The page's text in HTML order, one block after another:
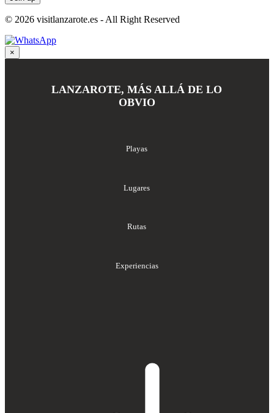
© 2026 visitlanzarote.es - All Right Reserved
×
LANZAROTE, MÁS ALLÁ DE LO
OBVIO
Playas
Lugares
Rutas
Experiencias